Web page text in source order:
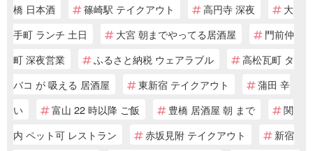
橋 日本酒
篠崎駅 テイクアウト 高円寺 深夜
大
手町 ランチ 土日
大宮 朝までやってる居酒屋
門前仲
町 深夜営業
ふるさと納税 ウェアラブル
高松瓦町 タ
バコ が 吸える 居酒屋
東新宿 テイクアウト
蒲田 辛
い
富山 22 時以降 ご飯 豊橋 居酒屋 朝 まで
関
内 ペット可 レストラン
赤坂見附 テイクアウト
新宿